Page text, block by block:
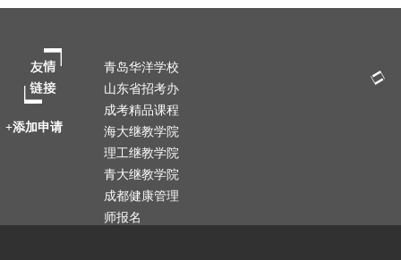
+添加申请
青岛华洋学校
山东省招考办
成考精品课程
海大继教学院
理工继教学院
青大继教学院
成都健康管理
师报名